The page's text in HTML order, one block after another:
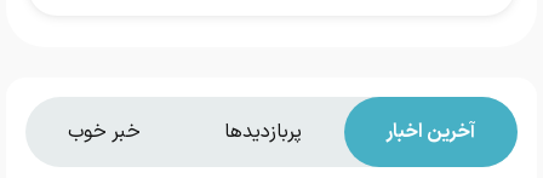
آخرین اخبار پربازدیدها خبر خوب